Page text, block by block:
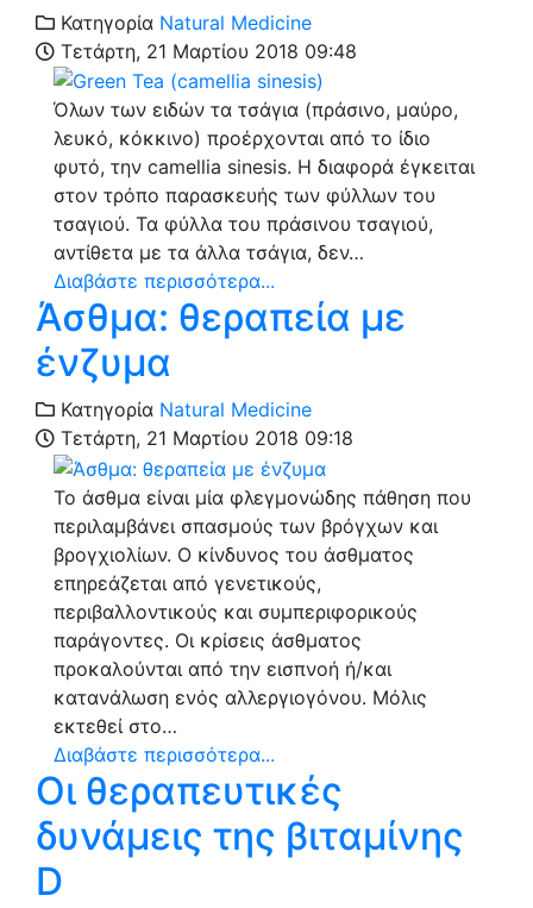
Κατηγορία Natural Medicine
Τετάρτη, 21 Μαρτίου 2018 09:48
Όλων των ειδών τα τσάγια (πράσινο, μαύρο,
λευκό, κόκκινο) προέρχονται από το ίδιο
φυτό, την camellia sinesis. Η διαφορά έγκειται
στον τρόπο παρασκευής των φύλλων του
τσαγιού. Τα φύλλα του πράσινου τσαγιού,
αντίθετα με τα άλλα τσάγια, δεν…
Διαβάστε περισσότερα...
Άσθμα: θεραπεία με
ένζυμα
Κατηγορία Natural Medicine
Τετάρτη, 21 Μαρτίου 2018 09:18
Το άσθμα είναι μία φλεγμονώδης πάθηση που
περιλαμβάνει σπασμούς των βρόγχων και
βρογχιολίων. Ο κίνδυνος του άσθματος
επηρεάζεται από γενετικούς,
περιβαλλοντικούς και συμπεριφορικούς
παράγοντες. Οι κρίσεις άσθματος
προκαλούνται από την εισπνοή ή/και
κατανάλωση ενός αλλεργιογόνου. Μόλις
εκτεθεί στο…
Διαβάστε περισσότερα...
Οι θεραπευτικές
δυνάμεις της βιταμίνης
D